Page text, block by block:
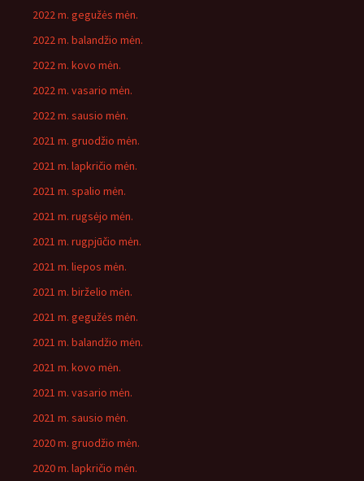
2022 m. gegužės mėn.
2022 m. balandžio mėn.
2022 m. kovo mėn.
2022 m. vasario mėn.
2022 m. sausio mėn.
2021 m. gruodžio mėn.
2021 m. lapkričio mėn.
2021 m. spalio mėn.
2021 m. rugsėjo mėn.
2021 m. rugpjūčio mėn.
2021 m. liepos mėn.
2021 m. birželio mėn.
2021 m. gegužės mėn.
2021 m. balandžio mėn.
2021 m. kovo mėn.
2021 m. vasario mėn.
2021 m. sausio mėn.
2020 m. gruodžio mėn.
2020 m. lapkričio mėn.